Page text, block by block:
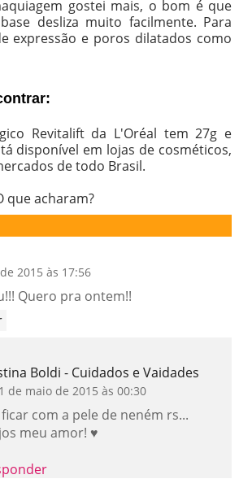
gostei mais, o bom é que
desliza muito facilmente. Para
expressão e poros dilatados como
Revitalift da L'Oréal tem 27g e
disponível em lojas de cosméticos,
de todo Brasil.
que acharam?
2015 às 17:56
Quero pra ontem!!
Boldi - Cuidados e Vaidades
de maio de 2015 às 00:30
com a pele de neném rs...
meu amor! ♥